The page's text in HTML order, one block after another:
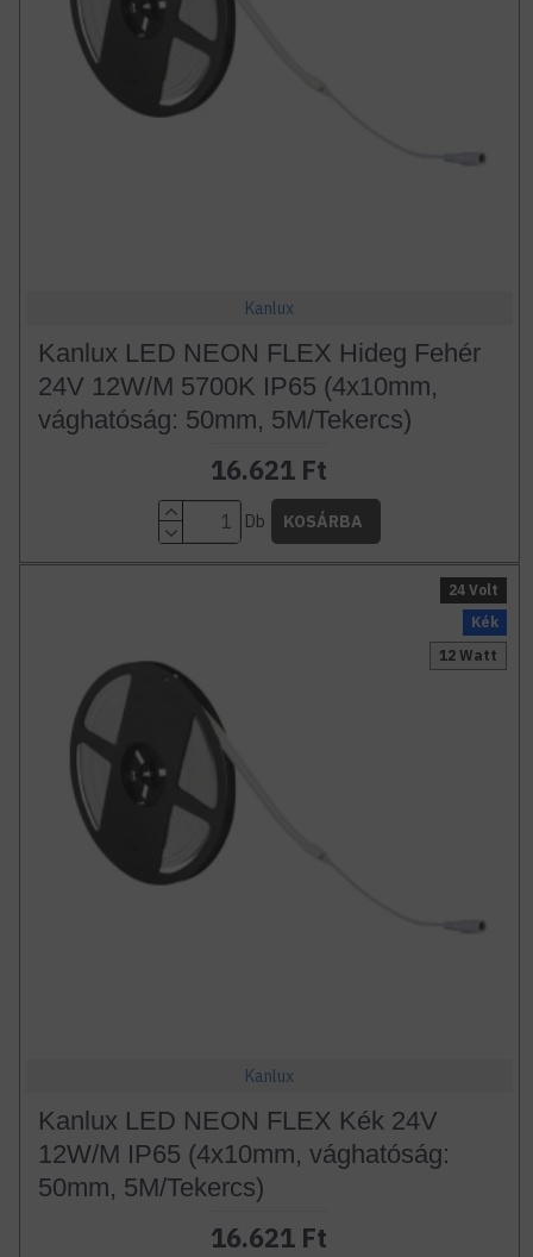
Kanlux
Kanlux LED NEON FLEX Hideg Fehér
24V 12W/M 5700K IP65 (4x10mm,
vághatóság: 50mm, 5M/Tekercs)
16.621 Ft
Db KOSÁRBA
Kék
12 Watt
24 Volt
Kanlux
Kanlux LED NEON FLEX Kék 24V
12W/M IP65 (4x10mm, vághatóság:
50mm, 5M/Tekercs)
16.621 Ft